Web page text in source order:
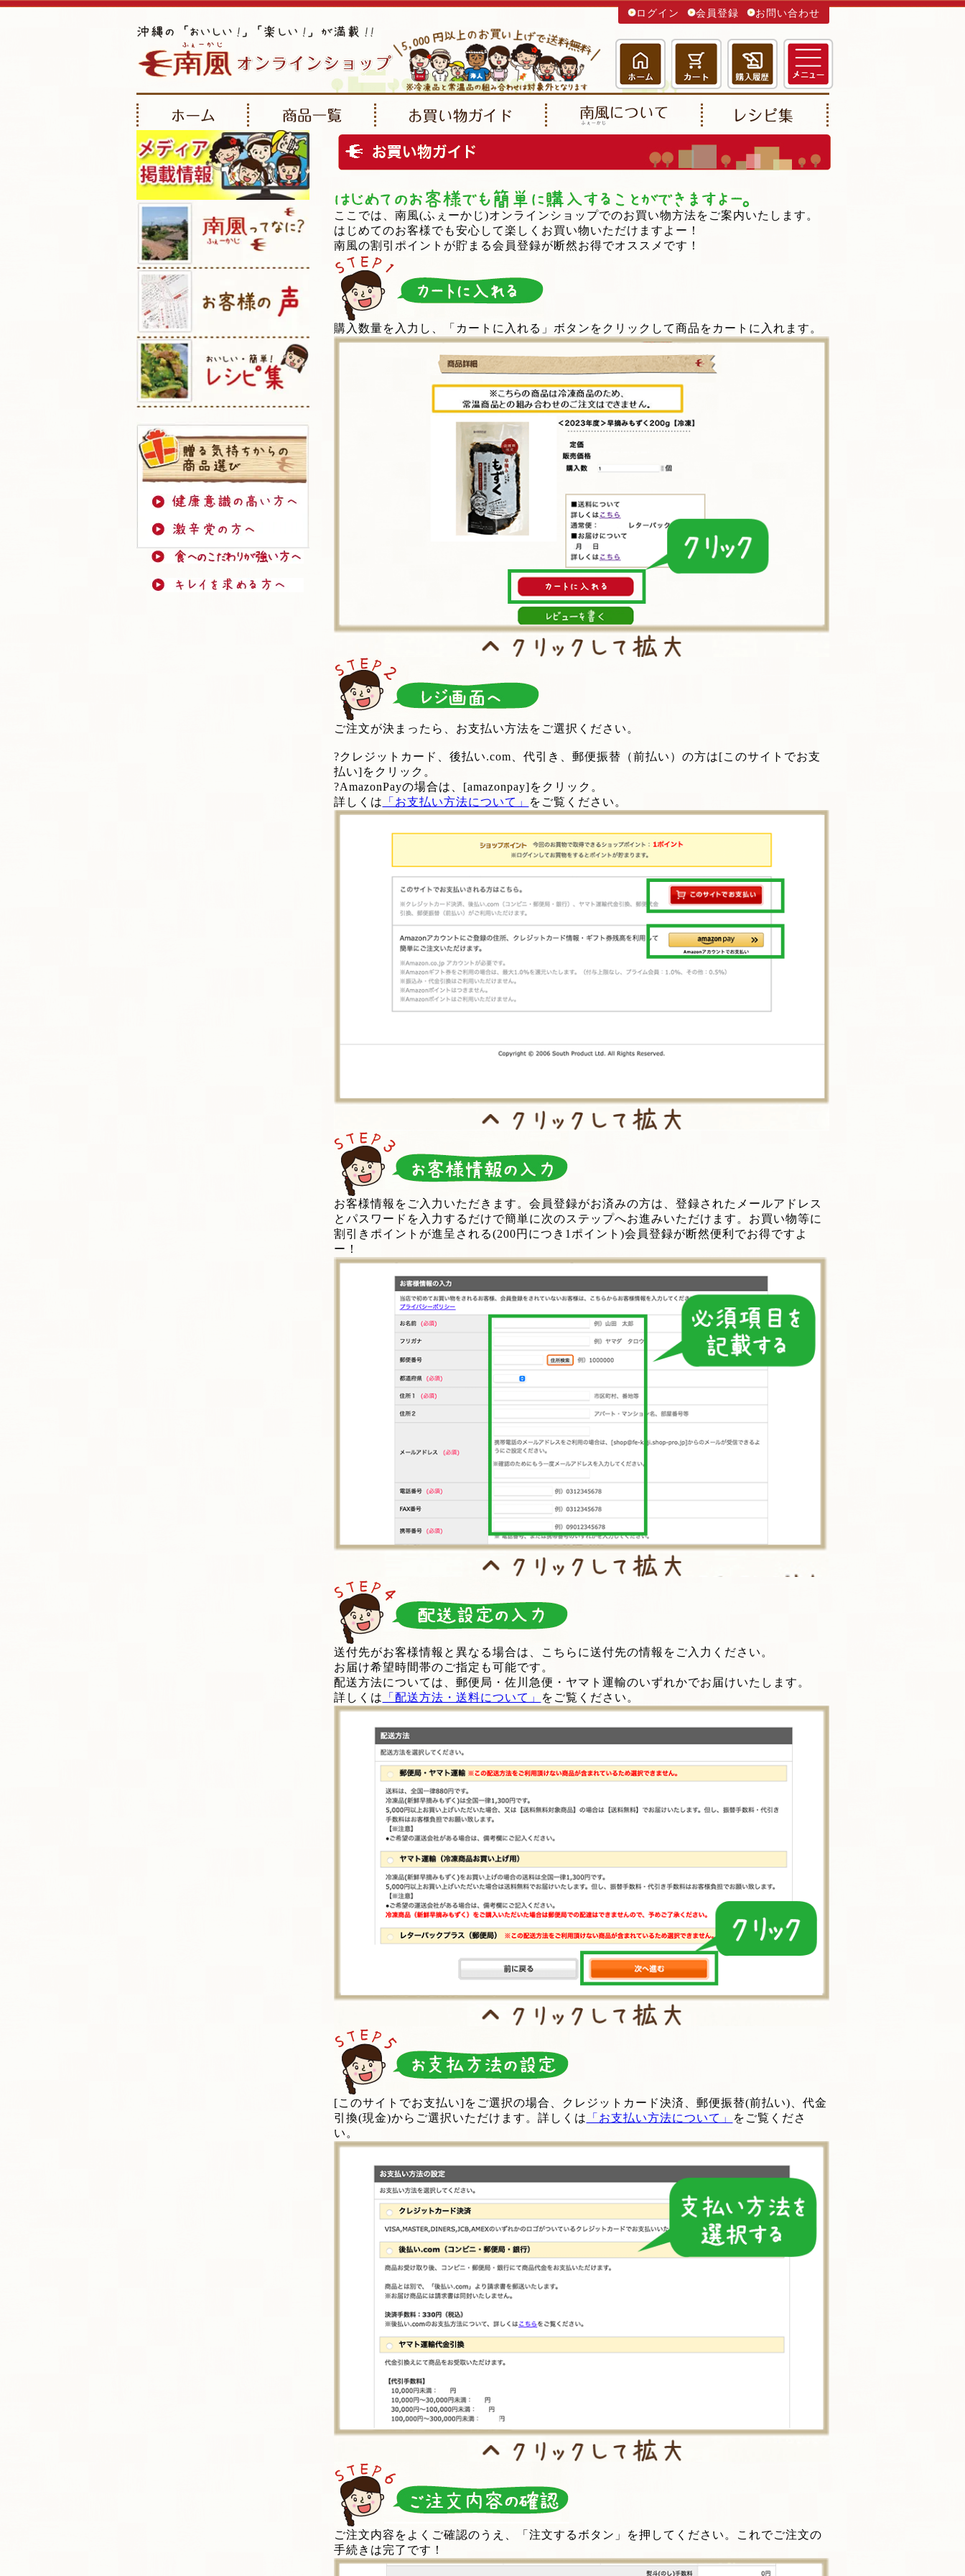
ログイン 会員登録 お問い合わせ
ここでは、南風(ふぇーかじ)オンラインショップでのお買い物方法をご案内いたします。
はじめてのお客様でも安心して楽しくお買い物いただけますよー！
南風の割引ポイントが貯まる会員登録が断然お得でオススメです！
購入数量を入力し、「カートに入れる」ボタンをクリックして商品をカートに入れます。
ご注文が決まったら、お支払い方法をご選択ください。
?クレジットカード、後払い.com、代引き、郵便振替（前払い）の方は[このサイトでお支
払い]をクリック。
?AmazonPayの場合は、[amazonpay]をクリック。
詳しくは 「お支払い方法について」 をご覧ください。
お客様情報をご入力いただきます。会員登録がお済みの方は、登録されたメールアドレス
とパスワードを入力するだけで簡単に次のステップへお進みいただけます。お買い物等に
割引きポイントが進呈される(200円につき1ポイント)会員登録が断然便利でお得ですよ
ー！
送付先がお客様情報と異なる場合は、こちらに送付先の情報をご入力ください。
お届け希望時間帯のご指定も可能です。
配送方法については、郵便局・佐川急便・ヤマト運輸のいずれかでお届けいたします。
詳しくは 「配送方法・送料について」 をご覧ください。
[このサイトでお支払い]をご選択の場合、クレジットカード決済、郵便振替(前払い)、代金
引換(現金)からご選択いただけます。詳しくは 「お支払い方法について」
をご覧くださ
い。
ご注文内容をよくご確認のうえ、「注文するボタン」を押してください。これでご注文の
手続きは完了です！